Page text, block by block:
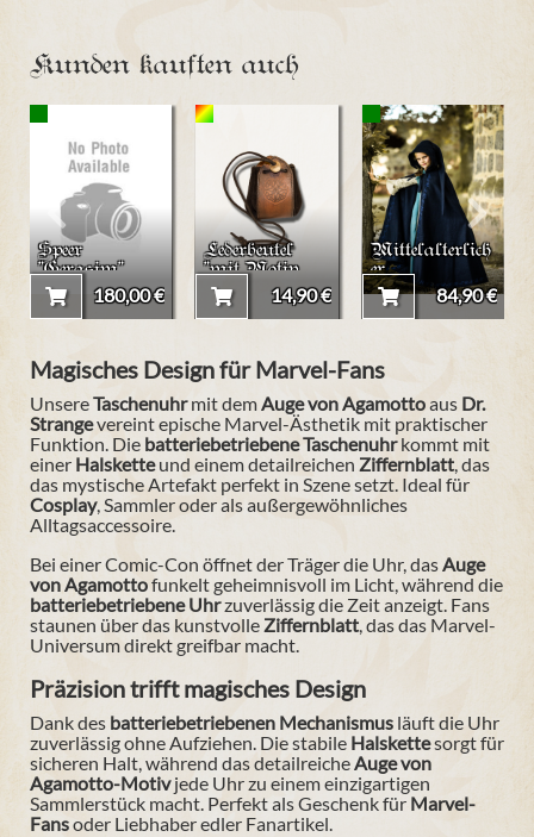
Kunden kauften auch
Speer
"Gerasim"
180,00 €
Lederbeutel
"mit Motiv
Keltischer
Knoten III"
14,90 €
Mittelalterlich
er
Kinderumhan
g "Hedda"
84,90 €
Magisches Design für Marvel-Fans
UnsereTaschenuhrmit demAuge von Agamottoaus Dr.
Strangevereint epische Marvel-Ästhetik mit praktischer
Funktion. Die batteriebetriebene Taschenuhrkommt mit
einer Halsketteund einem detailreichen Ziffernblatt, das
das mystische Artefakt perfekt in Szene setzt. Ideal für
Cosplay, Sammler oder als außergewöhnliches
Alltagsaccessoire.
Bei einer Comic-Con öffnet der Träger die Uhr, dasAuge
von Agamottofunkelt geheimnisvoll im Licht, während die
batteriebetriebene Uhrzuverlässig die Zeit anzeigt. Fans
staunen über das kunstvolle Ziffernblatt, das das Marvel-
Universum direkt greifbar macht.
Präzision trifft magisches Design
Dank des batteriebetriebenen Mechanismus läuft die Uhr
zuverlässig ohne Aufziehen. Die stabile Halskettesorgt für
sicheren Halt, während das detailreicheAuge von
Agamotto-Motivjede Uhr zu einem einzigartigen
Sammlerstück macht. Perfekt als Geschenk für Marvel-
Fansoder Liebhaber edler Fanartikel.